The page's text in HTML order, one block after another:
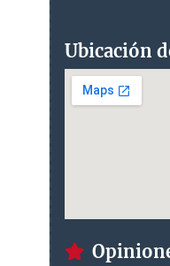
Ubicación